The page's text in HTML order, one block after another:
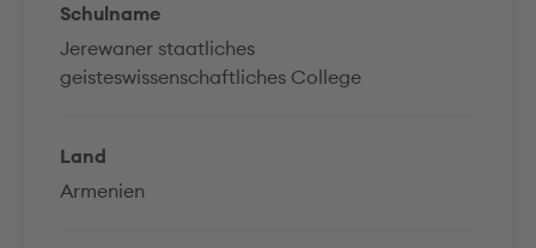
Schulname
Jerewaner staatliches
geisteswissenschaftliches College
Land
Armenien